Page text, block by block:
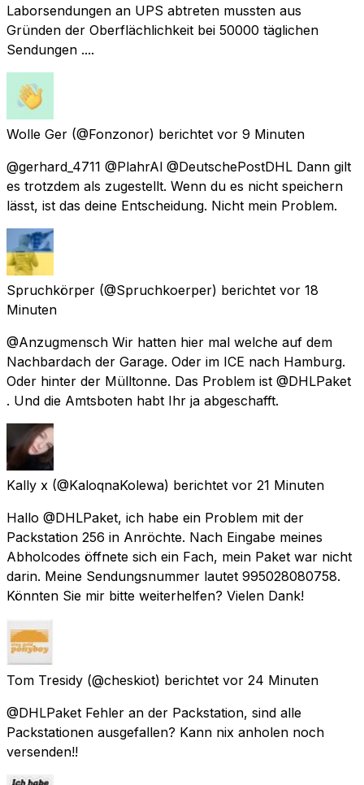
Laborsendungen an UPS abtreten mussten aus
Gründen der Oberflächlichkeit bei 50000 täglichen
Sendungen ....
Wolle Ger (@Fonzonor) berichtet vor 9 Minuten
@gerhard_4711 @PlahrAl @DeutschePostDHL Dann gilt
es trotzdem als zugestellt. Wenn du es nicht speichern
lässt, ist das deine Entscheidung. Nicht mein Problem.
Spruchkörper (@Spruchkoerper) berichtet vor 18
Minuten
@Anzugmensch Wir hatten hier mal welche auf dem
Nachbardach der Garage. Oder im ICE nach Hamburg.
Oder hinter der Mülltonne. Das Problem ist @DHLPaket
. Und die Amtsboten habt Ihr ja abgeschafft.
Kally x (@KaloqnaKolewa) berichtet vor 21 Minuten
Hallo @DHLPaket, ich habe ein Problem mit der
Packstation 256 in Anröchte. Nach Eingabe meines
Abholcodes öffnete sich ein Fach, mein Paket war nicht
darin. Meine Sendungsnummer lautet 995028080758.
Könnten Sie mir bitte weiterhelfen? Vielen Dank!
Tom Tresidy (@cheskiot) berichtet vor 24 Minuten
@DHLPaket Fehler an der Packstation, sind alle
Packstationen ausgefallen? Kann nix anholen noch
versenden!!